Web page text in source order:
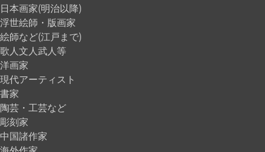
日本画家(明治以降)
浮世絵師・版画家
絵師など(江戸まで)
歌人文人武人等
洋画家
現代アーティスト
書家
陶芸・工芸など
彫刻家
中国諸作家